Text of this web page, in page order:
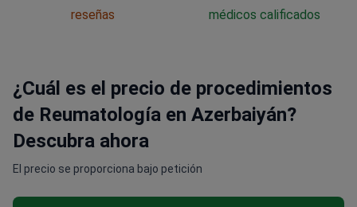
reseñas médicos calificados
¿Cuál es el precio de procedimientos
de Reumatología en Azerbaiyán?
Descubra ahora
El precio se proporciona bajo petición